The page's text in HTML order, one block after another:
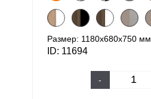
Размер: 1180х680х750 мм
ID: 11694
-